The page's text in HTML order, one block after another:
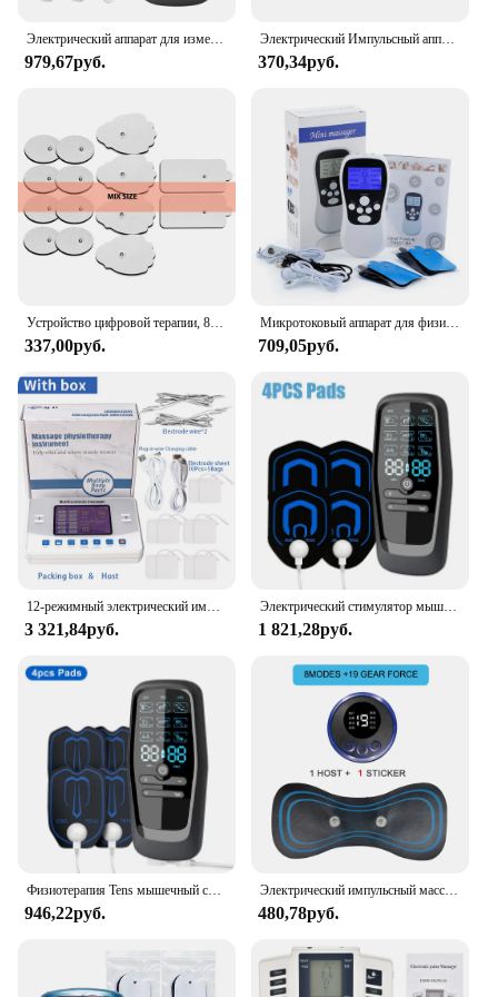
Электрический аппарат для измерения боли в мышцах
979,67руб.
Электрический Импульсный аппарат для похудения, 36 режимов
370,34руб.
Устройство цифровой терапии, 8 режимов, Электрический импульсный массажер для тела
337,00руб.
Микротоковый аппарат для физиотерапии TENS, массажер для тела и спины с двойным выходом, стимулятор мышц, электростимулятор, низкочастотный импульс
709,05руб.
3 321,84руб.
Электрический стимулятор мышц ems, USB-физиотерапия, машина Tens Unit, импульсный импульсный массаж, машина для похудения, электростимулятор
1 821,28руб.
946,22руб.
Электрический импульсный массажер для шеи, электронный стимулятор мышц шеи и спины, электростимулятор
480,78руб.